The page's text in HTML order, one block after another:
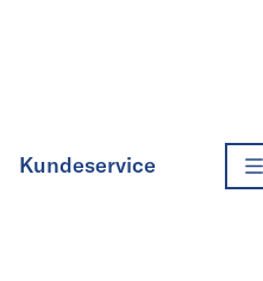
Kundeservice